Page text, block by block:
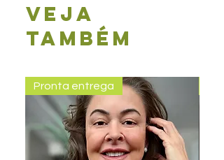
Veja
também
Pronta entrega